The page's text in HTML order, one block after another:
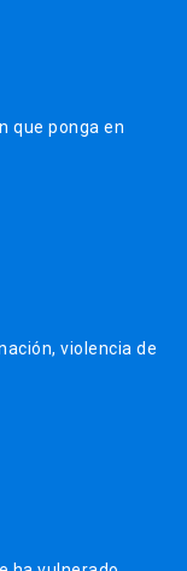
que ponga en
violencia de